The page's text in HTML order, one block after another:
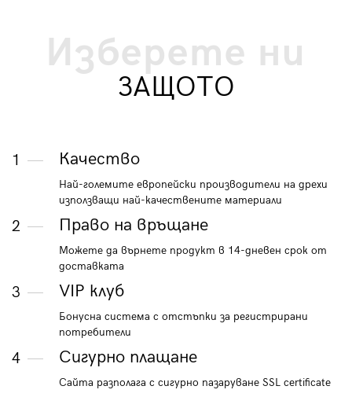
Изберете ни
ЗАЩОТО
1 Качество
Най-големите европейски производители на дрехи
използващи най-качествените материали
2 Право на връщане
Можете да върнете продукт в 14-дневен срок от
доставката
3 VIP клуб
Бонусна система с отстъпки за регистрирани
потребители
4 Сигурно плащане
Сайта разполага с сигурно пазаруване SSL certificate